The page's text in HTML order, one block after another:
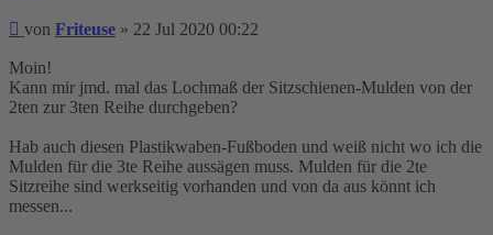
Beitrag
von Friteuse » 22 Jul 2020 00:22
Moin!
Kann mir jmd. mal das Lochmaß der Sitzschienen-Mulden von der
2ten zur 3ten Reihe durchgeben?
Hab auch diesen Plastikwaben-Fußboden und weiß nicht wo ich die
Mulden für die 3te Reihe aussägen muss. Mulden für die 2te
Sitzreihe sind werkseitig vorhanden und von da aus könnt ich
messen...